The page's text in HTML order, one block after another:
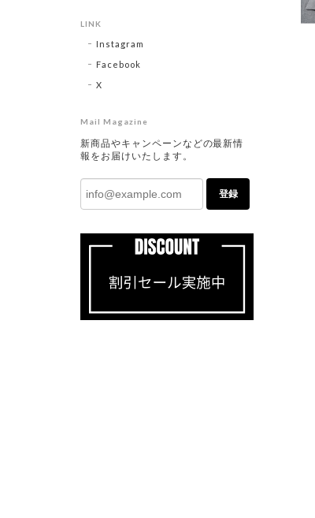
LINK
Instagram
Facebook
X
Mail Magazine
新商品やキャンペーンなどの最新情
報をお届けいたします。
登録